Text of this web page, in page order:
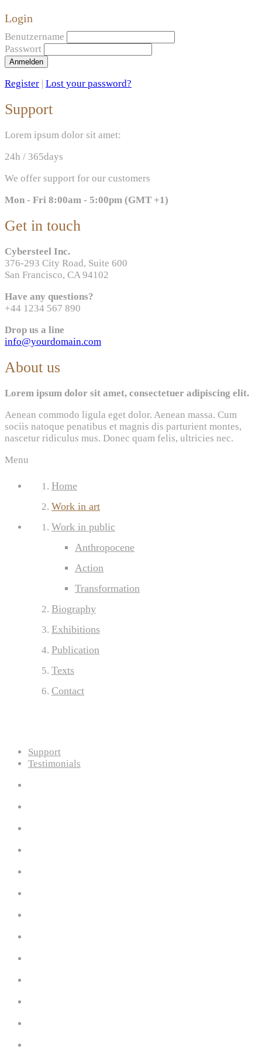
Login
Benutzername
Passwort
Anmelden
Register | Lost your password?
Support
Lorem ipsum dolor sit amet:
24h / 365days
We offer support for our customers
Mon - Fri 8:00am - 5:00pm (GMT +1)
Get in touch
Cybersteel Inc.
376-293 City Road, Suite 600
San Francisco, CA 94102
Have any questions?
+44 1234 567 890
Drop us a line
info@yourdomain.com
About us
Lorem ipsum dolor sit amet, consectetuer adipiscing elit.
Aenean commodo ligula eget dolor. Aenean massa. Cum
sociis natoque penatibus et magnis dis parturient montes,
nascetur ridiculus mus. Donec quam felis, ultricies nec.
Menu
Home
Work in art
Work in public
Anthropocene
Action
Transformation
Biography
Exhibitions
Publication
Texts
Contact
Support
Testimonials